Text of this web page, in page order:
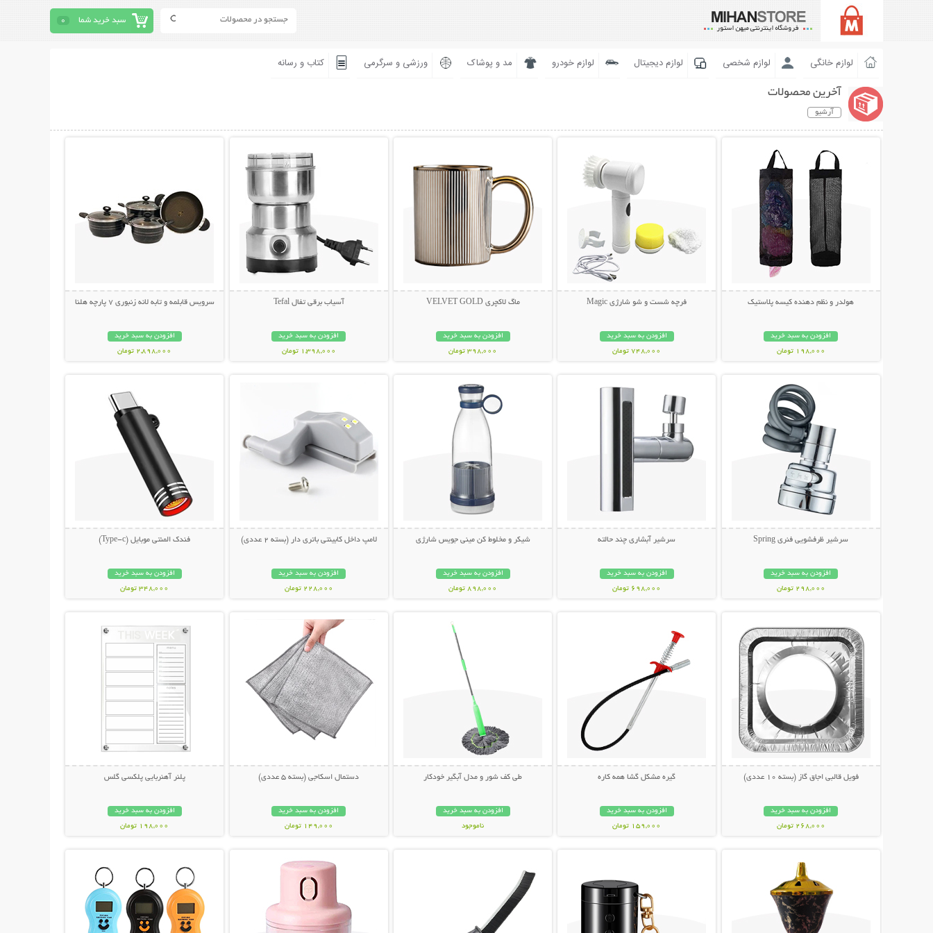
سبد خرید شما 0
لوازم خانگی لوازم شخصی لوازم دیجیتال لوازم خودرو مد و پوشاک ورزشی و سرگرمی کتاب و رسانه
آخرین محصولات
آرشیو
هولدر و نظم دهنده کیسه پلاستیک
افزودن به سبد خرید
198,000 تومان
فرچه شست و شو شارژی Magic
افزودن به سبد خرید
748,000 تومان
ماگ لاکچری VELVET GOLD
افزودن به سبد خرید
398,000 تومان
آسیاب برقی تفال Tefal
افزودن به سبد خرید
1,398,000 تومان
سرویس قابلمه و تابه لانه زنبوری 7 پارچه هلنا
افزودن به سبد خرید
2,898,000 تومان
سرشیر ظرفشویی فنری Spring
افزودن به سبد خرید
298,000 تومان
سرشیر آبشاری چند حالته
افزودن به سبد خرید
698,000 تومان
شیکر و مخلوط کن مینی جویس شارژی
افزودن به سبد خرید
898,000 تومان
لامپ داخل کابینتی باتری دار (بسته 2 عددی)
افزودن به سبد خرید
228,000 تومان
فندک المنتی موبایل (Type-c)
افزودن به سبد خرید
348,000 تومان
فویل قالبی اجاق گاز (بسته 10 عددی)
افزودن به سبد خرید
268,000 تومان
گیره مشکل گشا همه کاره
افزودن به سبد خرید
159,000 تومان
طی کف شور و مدل آبگیر خودکار
افزودن به سبد خرید
ناموجود
دستمال اسکاجی (بسته 5 عددی)
افزودن به سبد خرید
149,000 تومان
پلنر آهنربایی پلکسی گلس
افزودن به سبد خرید
198,000 تومان